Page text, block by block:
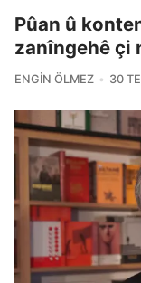
Pûan û
zanîngehê çi
ENGIN ÖLMEZ 30